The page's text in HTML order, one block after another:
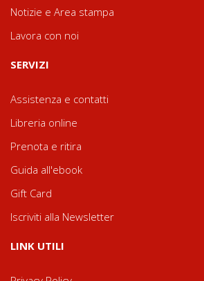
Notizie e Area stampa
Lavora con noi
SERVIZI
Assistenza e contatti
Libreria online
Prenota e ritira
Guida all'ebook
Gift Card
Iscriviti alla Newsletter
LINK UTILI